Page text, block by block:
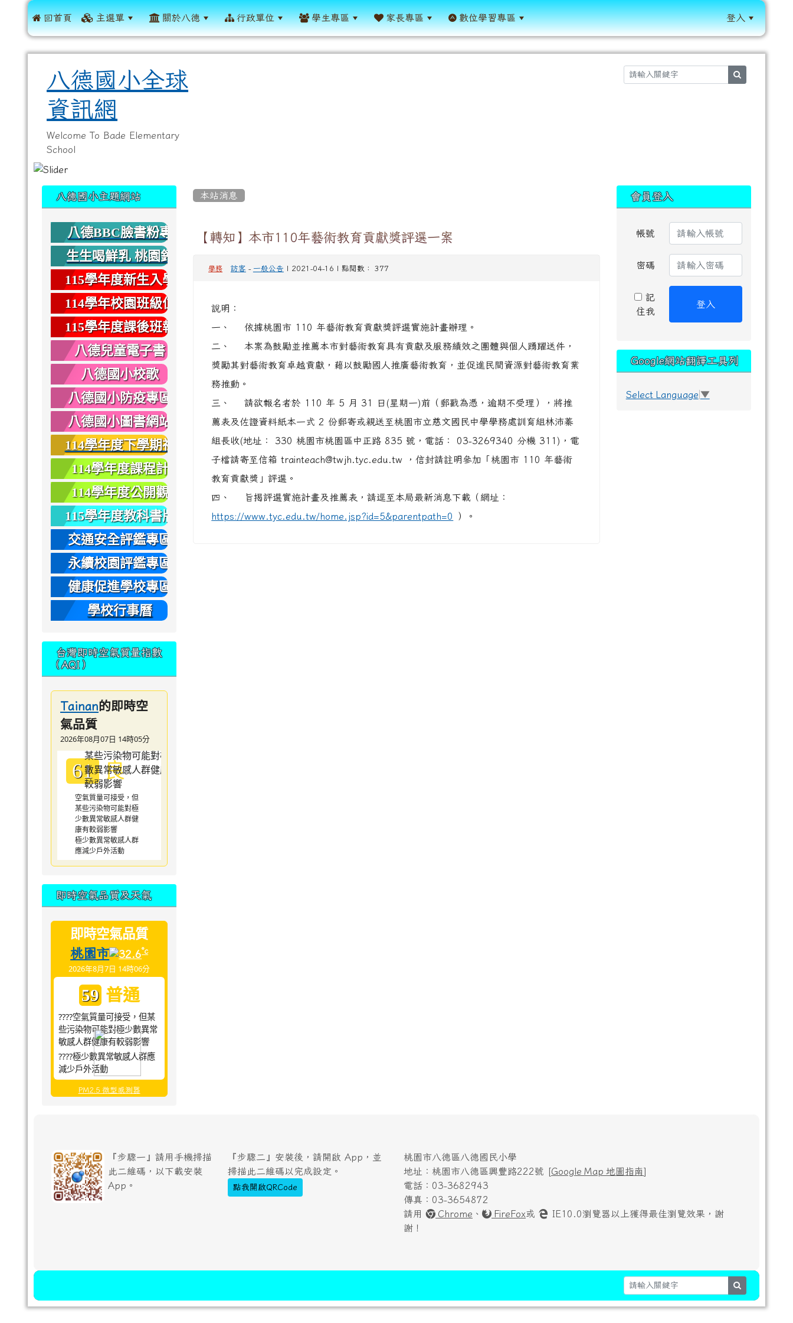
 回首頁 主選單 關於八德 行政單位 學生專區 家長專區 數位學習專區 登入
八德國小全球
資訊網
Welcome To Bade Elementary
School
本站消息
【轉知】本市110年藝術教育貢獻獎評選一案
學務 訪客 - 一般公告 | 2021-04-16 | 點閱數： 377
說明：
一、 依據桃園市 110 年藝術教育貢獻獎評選實施計畫辦理。
二、 本案為鼓勵並推薦本市對藝術教育具有貢獻及服務績效之團體與個人踴躍送件，
獎勵其對藝術教育卓越貢獻，藉以鼓勵國人推廣藝術教育，並促進民間資源對藝術教育業
務推動。
三、 請欲報名者於 110 年 5 月 31 日(星期一)前（郵戳為憑，逾期不受理），將推
薦表及佐證資料紙本一式 2 份郵寄或親送至桃園市立慈文國民中學學務處訓育組林沛蓁
組長收(地址： 330 桃園市桃園區中正路 835 號，電話： 03-3269340 分機 311)，電
子檔請寄至信箱 trainteach@twjh.tyc.edu.tw ，信封請註明參加「桃園市 110 年藝術
教育貢獻獎」評選。
四、 旨揭評選實施計畫及推薦表，請逕至本局最新消息下載（網址：
https://www.tyc.edu.tw/home.jsp?id=5&parentpath=0
）。
八德國小主題網站
八德BBC臉書粉專
生生喝鮮乳 桃園鈣
健康
115學年度新生入學
專區
114學年校園班級位
置圖
115學年度課後班報
名
八德兒童電子書
八德國小校歌
八德國小防疫專區
八德國小圖書網站
114學年度下學期社
團報名
114學年度課程計
畫
114學年度公開觀
課
115學年度教科書版
本
交通安全評鑑專區
永續校園評鑑專區
健康促進學校專區
學校行事曆
台灣即時空氣質量指數
（AQI）
Tainan的即時空
氣品質
2026年08月07日 14時05分
61 良
空氣質量可接受，但
某些污染物可能對極
少數異常敏感人群健
康有較弱影響
極少數異常敏感人群
應減少戶外活動
即時空氣品質及天氣
即時空氣品質
桃園市 32.6°c
2026年8月7日 14時06分
59 普通
????空氣質量可接受，但某
些污染物可能對極少數異常
敏感人群健康有較弱影響
????極少數異常敏感人群應
減少戶外活動
PM2.5 微型感測器
會員登入
帳號
密碼
記
住我
登入
Google網站翻譯工具列
Select Language ▼
『步驟一』請用手機掃描
此二維碼，以下載安裝
App。
『步驟二』安裝後，請開啟 App，並
掃描此二維碼以完成設定。
點我開啟QRCode
桃園市八德區八德國民小學
地址：桃園市八德區興豐路222號 [Google Map 地圖指南]
電話：03-3682943
傳真：03-3654872
請用
Chrome 、 FireFox或
IE10.0瀏覽器以上獲得最佳瀏覽效果，謝
謝！